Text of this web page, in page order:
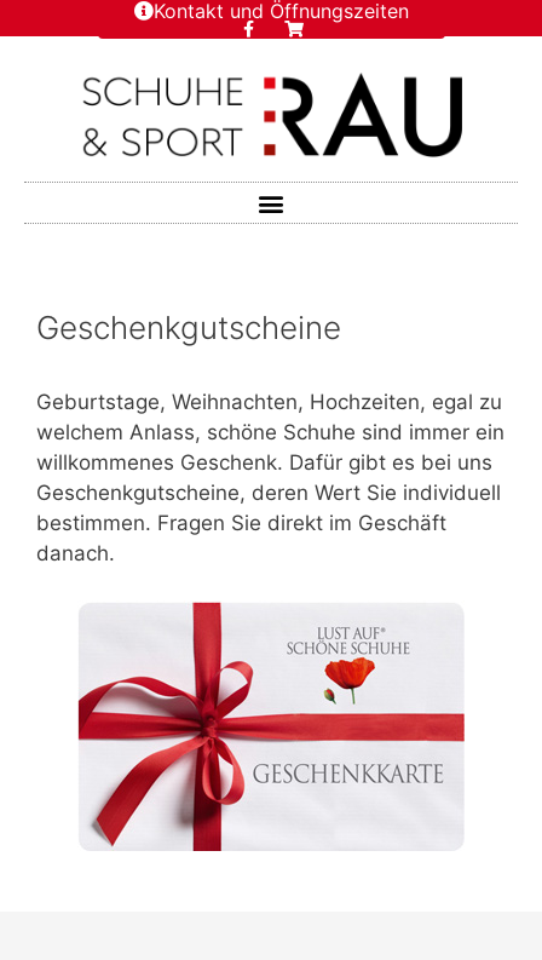
Kontakt und Öffnungszeiten
Geschenkgutscheine
Geburtstage, Weihnachten, Hochzeiten, egal zu
welchem Anlass, schöne Schuhe sind immer ein
willkommenes Geschenk. Dafür gibt es bei uns
Geschenkgutscheine, deren Wert Sie individuell
bestimmen. Fragen Sie direkt im Geschäft
danach.